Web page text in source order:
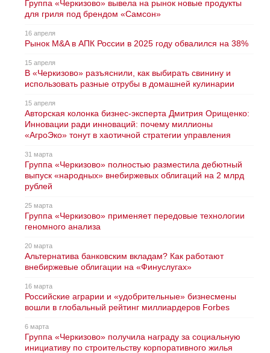
Группа «Черкизово» вывела на рынок новые продукты
для гриля под брендом «Самсон»
16 апреля
Рынок M&A в АПК России в 2025 году обвалился на 38%
15 апреля
В «Черкизово» разъяснили, как выбирать свинину и
использовать разные отрубы в домашней кулинарии
15 апреля
Авторская колонка бизнес-эксперта Дмитрия Орищенко:
Инновации ради инноваций: почему миллионы
«АгроЭко» тонут в хаотичной стратегии управления
31 марта
Группа «Черкизово» полностью разместила дебютный
выпуск «народных» внебиржевых облигаций на 2 млрд
рублей
25 марта
Группа «Черкизово» применяет передовые технологии
геномного анализа
20 марта
Альтернатива банковским вкладам? Как работают
внебиржевые облигации на «Финуслугах»
16 марта
Российские аграрии и «удобрительные» бизнесмены
вошли в глобальный рейтинг миллиардеров Forbes
6 марта
Группа «Черкизово» получила награду за социальную
инициативу по строительству корпоративного жилья